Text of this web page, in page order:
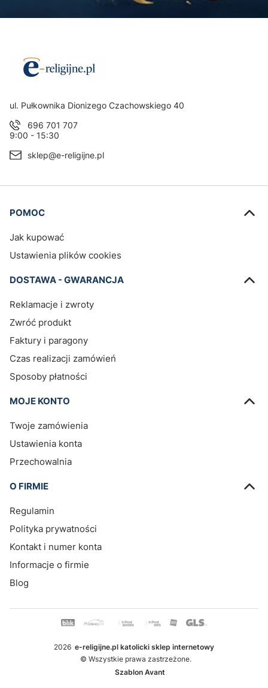
Adres:
ul. Pułkownika Dionizego Czachowskiego 40
696 701 707
9:00 - 15:30
sklep@e-religijne.pl
Linki w stopce
POMOC
Jak kupować
Ustawienia plików cookies
DOSTAWA - GWARANCJA
Reklamacje i zwroty
Zwróć produkt
Faktury i paragony
Czas realizacji zamówień
Sposoby płatności
MOJE KONTO
Twoje zamówienia
Ustawienia konta
Przechowalnia
O FIRMIE
Regulamin
Polityka prywatności
Kontakt i numer konta
Informacje o firmie
Blog
2026 e-religijne.pl katolicki sklep internetowy
© Wszystkie prawa zastrzeżone.
Szablon Avant